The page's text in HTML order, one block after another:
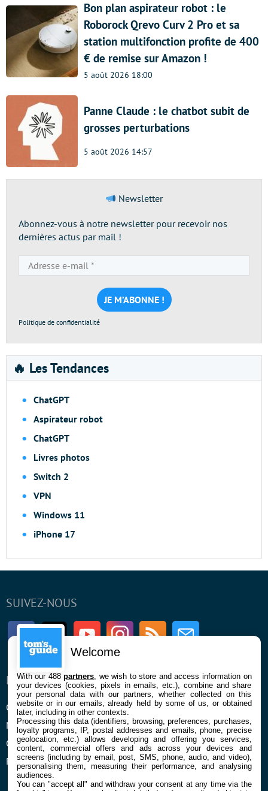
Bon plan aspirateur robot : le
Roborock Qrevo Curv 2 Pro et sa
station multifonction profite de 400
€ de remise sur Amazon !
5 août 2026 18:00
Panne Claude : le chatbot subit de
grosses perturbations
5 août 2026 14:57
Newsletter
Abonnez-vous à notre newsletter pour recevoir nos
dernières actus par mail !
e-
mail
*
Politique de confidentialité
🔥 Les Tendances
ChatGPT
Aspirateur robot
ChatGPT
Livres photos
Switch 2
VPN
Windows 11
iPhone 17
SUIVEZ-NOUS
FacebookTwitter Youtube InstagramRSS Newsletter
ENTREPRISE
Qui sommes nous
Mentions légales et CGU
Confidentialité et Cookies
Préférences cookies
À PROPOS
La rédaction
Contact
Welcome
With our 488partners , we wish to store and access information on
your devices (cookies, pixels in emails, etc.), combine and share
your personal data with our partners, whether collected on this
website or in our emails, already held by some of us, or obtained
later, including in other contexts.
Processing this data (identifiers, browsing, preferences, purchases,
loyalty programs, IP, postal addresses and emails, phone, precise
geolocation, etc.) allows developing and offering you services,
content, commercial offers and ads across your devices and
screens (including by email, post, SMS, phone, audio, and video),
personalising them, measuring their performance, and analysing
audiences.
You can "accept all" and withdraw your consent at any time via the